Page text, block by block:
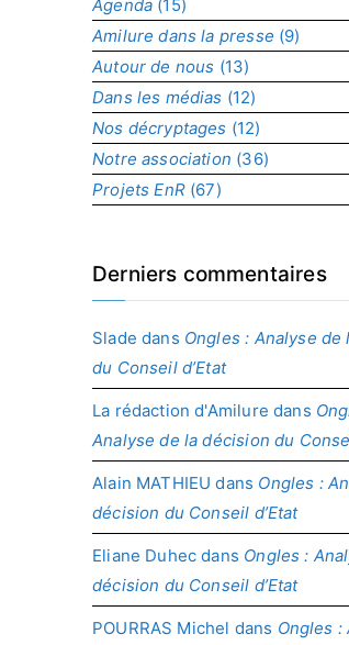
p
r
o
j
e
t
Agenda (15)
Amilure dans la presse (9)
Autour de nous (13)
Dans les médias (12)
Nos décryptages (12)
Notre association (36)
Projets EnR(67)
Derniers commentaires
Slade dans Ongles : Analyse de
du Conseil d’Etat
La rédaction d'Amilure dans
Analyse de la décision du
Alain MATHIEU dans Ongles :
décision du Conseil d’Etat
Eliane Duhec dans Ongles :
décision du Conseil d’Etat
POURRAS Michel dans Ongles :